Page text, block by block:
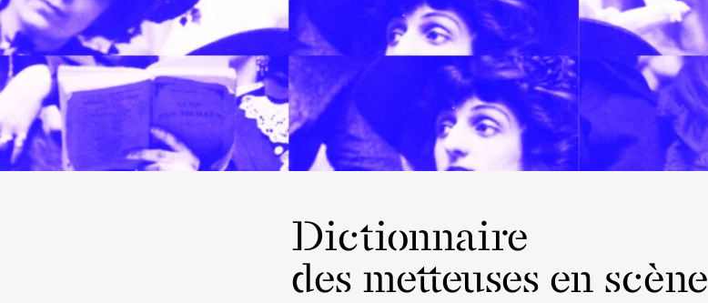
Dictionnaire
des metteuses en scène